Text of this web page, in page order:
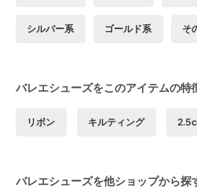
シルバー系 ゴールド系 そ
バレエシューズをこのアイテムの特
リボン キルティング
バレエシューズを他ショップから探